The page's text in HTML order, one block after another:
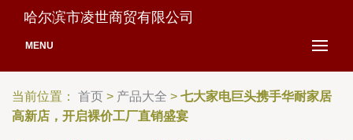
哈尔滨市凌世商贸有限公司
MENU
当前位置： 首页 > 产品大全 > 七大家电巨头携手华耐家居
高新店，开启裸价工厂直销盛宴